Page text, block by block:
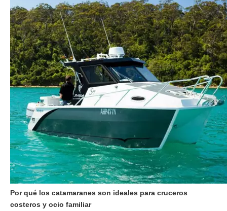
Por qué los catamaranes son ideales para cruceros
costeros y ocio familiar